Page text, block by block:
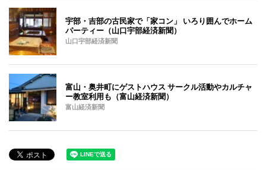
宇部・吉部の古民家で「家コン」 いろり囲んでホーム
パーティー（山口宇部経済新聞）
山口宇部経済新聞
富山・奥井町にゲストハウス サークル活動やカルチャ
ー教室利用も（富山経済新聞）
富山経済新聞